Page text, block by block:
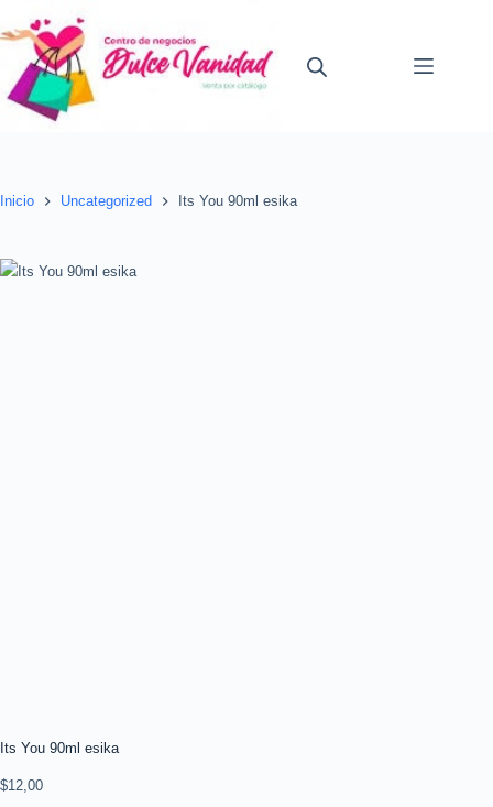
al
contenido
Inicio Uncategorized Its You 90ml esika
Its You 90ml esika
$12,00